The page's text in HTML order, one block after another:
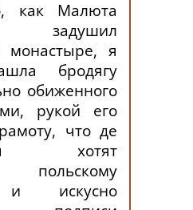
как Малюта
задушил
я
бродягу
обиженного
рукой его
что де
хотят
польскому
искусно